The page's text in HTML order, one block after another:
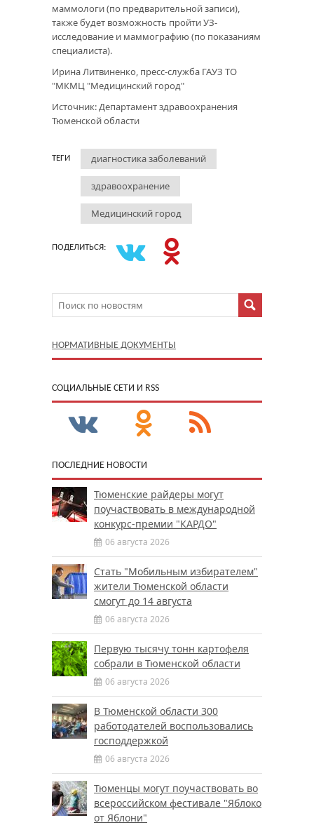
маммологи (по предварительной записи),
также будет возможность пройти УЗ-
исследование и маммографию (по показаниям
специалиста).
Ирина Литвиненко, пресс-служба ГАУЗ ТО
"МКМЦ "Медицинский город"
Источник: Департамент здравоохранения
Тюменской области
ТЕГИ диагностика заболеваний
здравоохранение
Медицинский город
ПОДЕЛИТЬСЯ:
НОРМАТИВНЫЕ ДОКУМЕНТЫ
CОЦИАЛЬНЫЕ СЕТИ И RSS
ПОСЛЕДНИЕ НОВОСТИ
Тюменские райдеры могут
поучаствовать в международной
конкурс-премии "КАРДО"
06 августа 2026
Стать "Мобильным избирателем"
жители Тюменской области
смогут до 14 августа
06 августа 2026
Первую тысячу тонн картофеля
собрали в Тюменской области
06 августа 2026
В Тюменской области 300
работодателей воспользовались
господдержкой
06 августа 2026
Тюменцы могут поучаствовать во
всероссийском фестивале "Яблоко
от Яблони"